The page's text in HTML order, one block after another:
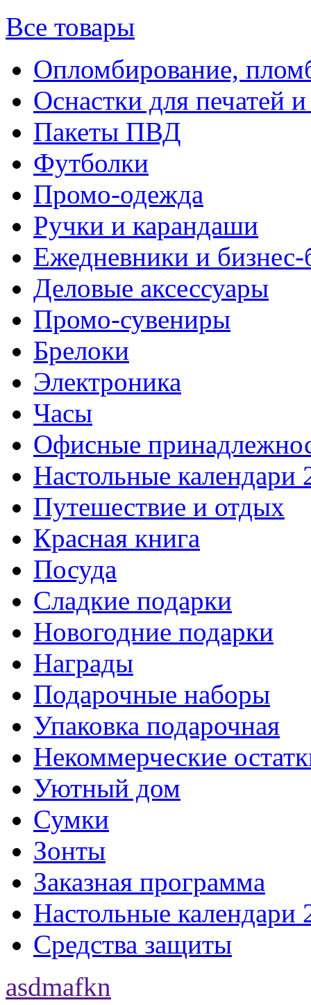
Все товары
Опломбирование,
Оснастки для печатей
Пакеты ПВД
Футболки
Промо-одежда
Ручки и карандаши
Ежедневники и
Деловые аксессуары
Промо-сувениры
Брелоки
Электроника
Часы
Офисные
Настольные календари
Путешествие и отдых
Красная книга
Посуда
Сладкие подарки
Новогодние подарки
Награды
Подарочные наборы
Упаковка подарочная
Некоммерческие
Уютный дом
Сумки
Зонты
Заказная программа
Настольные календари
Средства защиты
asdmafkn